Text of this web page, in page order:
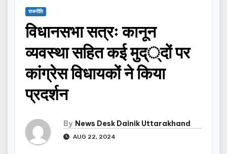
राजनीति
विधानसभा सत्रः कानून
व्यवस्था सहित कई मुद््दों पर
कांग्रेस विधायकों ने किया
प्रदर्शन
By News Desk Dainik Uttarakhand
AUG 22, 2024